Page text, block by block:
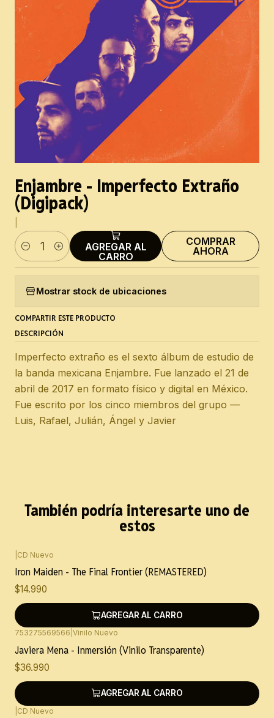
Enjambre - Imperfecto Extraño
(Digipack)
Cantidad
AGREGAR AL
CARRO
COMPRAR
AHORA
Mostrar stock de ubicaciones
COMPARTIR ESTE PRODUCTO
DESCRIPCIÓN
Imperfecto extraño es el sexto álbum de estudio de
la banda mexicana Enjambre. Fue lanzado el 21 de
abril de 2017 en formato físico y digital en México.
Fue escrito por los cinco miembros del grupo —
Luis, Rafael, Julián, Ángel y Javier
También podría interesarte uno de
estos
CD Nuevo
Iron Maiden - The Final Frontier (REMASTERED)
$14.990
AGREGAR AL CARRO
753275569566 Vinilo Nuevo
Javiera Mena - Inmersión (Vinilo Transparente)
$36.990
AGREGAR AL CARRO
CD Nuevo